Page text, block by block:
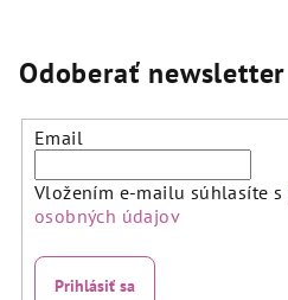
Odoberať newsletter
Email
Vložením e-mailu súhlasíte s
osobných údajov
Prihlásiť sa